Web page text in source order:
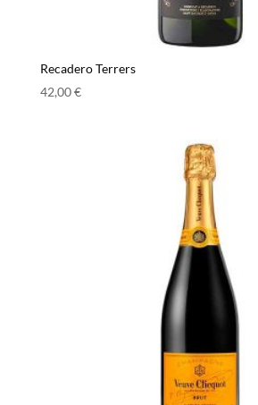
Recadero Terrers
42,00€